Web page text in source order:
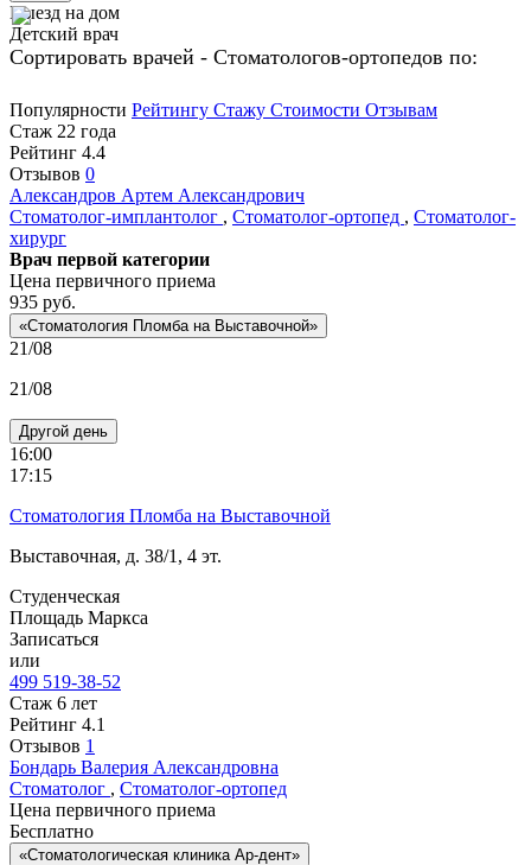
Выезд на дом
Детский врач
Сортировать врачей - Стоматологов-ортопедов по:
Популярности Рейтингу Стажу Стоимости Отзывам
Стаж 22 года
Рейтинг 4.4
Отзывов 0
Александров Артем Александрович
Стоматолог-имплантолог , Стоматолог-ортопед , Стоматолог-
хирург
Врач первой категории
Цена первичного приема
935 руб.
«Стоматология Пломба на Выставочной»
21/08
21/08
Другой день
16:00
17:15
Стоматология Пломба на Выставочной
Выставочная, д. 38/1, 4 эт.
Студенческая
Площадь Маркса
Записаться
или
499 519-38-52
Стаж 6 лет
Рейтинг 4.1
Отзывов 1
Бондарь Валерия Александровна
Стоматолог , Стоматолог-ортопед
Цена первичного приема
Бесплатно
«Стоматологическая клиника Ар-дент»